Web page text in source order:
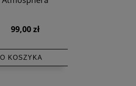
99,00 zł
KOSZYKA